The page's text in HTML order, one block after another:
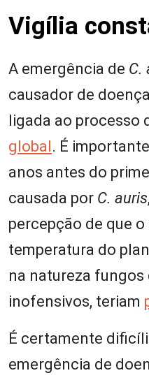
Vigília
A emergência de C.
causador de
ligada ao processo
global. É
anos antes do
causada por C. auris
percepção de que
temperatura do
na natureza fungos
inofensivos, teriam
É certamente
emergência de